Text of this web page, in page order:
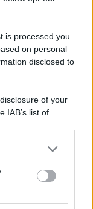
is processed you
on personal
disclosed to
of your
IAB’s list of
to third parties
N. 8/2020 - RG N.
ALL’ANSO
ONLINE)